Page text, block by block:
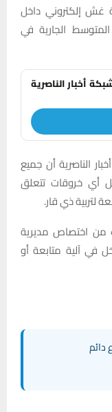
غش إلكتروني داخل
المتوسط الجارية في
أخبار الناصرية
الناصرية أن جميع
أي خروقات تتعلق
لتربية ذي قار.
من اختصاص مديرية
في آلية متابعة أو
دائم